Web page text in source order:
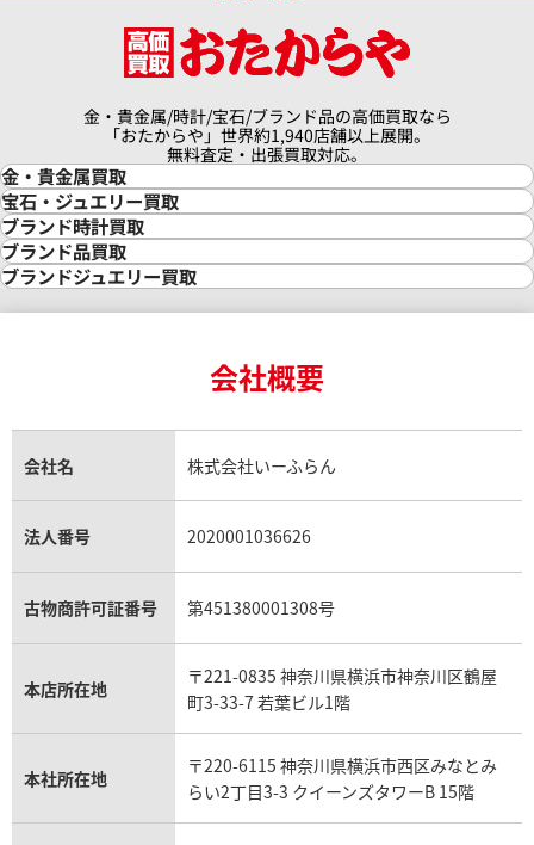
金・貴金属/時計/宝石/ブランド品の高価買取なら
「おたからや」世界約1,940店舗以上展開。
無料査定・出張買取対応。
金・貴金属買取
金買取
金の相場価格情報
金の参考買取価格一覧
インゴット買取
インゴットの相場価格情報
24金買取
金貨買取
貴金属買取
銀・シルバー買取
パラジウム買取
宝石・ジュエリー買取
宝石・ジュエリー買取
ダイヤモンド買取
ダイヤモンド・宝石の参考価格一覧
リング・結婚指輪買取
エメラルド買取
トパーズ買取
タンザナイト買取
キャッツアイ買取
アクアマリン買取
ブランド時計買取
時計買取
ロレックス買取
ロレックス デイトナ買取
ロレックス サブマリーナー買取
ロレックス エクスプローラー買取
ロレックス デイトジャスト買取
パテック フィリップノーチラス買取
ヴァシュロン・コンスタンタン買取
オメガ買取
カルティエ買取
フランク ミュラー買取
リシャール・ミル買取
パネライ買取
チューダー（チュードル）買取
ブランド品買取
ブランド買取
シャネル マトラッセ買取
セリーヌ買取
プラダ買取
ブランドジュエリー買取
ヴァンクリーフ＆アーペル買取
ショーメ買取
ダミアーニ買取
モーブッサン買取
会社概要
会社名 株式会社いーふらん
法人番号 2020001036626
古物商許可証番号 第451380001308号
本店所在地
〒221-0835 神奈川県横浜市神奈川区鶴屋
町3-33-7 若葉ビル1階
本社所在地
〒220-6115 神奈川県横浜市西区みなとみ
らい2丁目3-3 クイーンズタワーB 15階